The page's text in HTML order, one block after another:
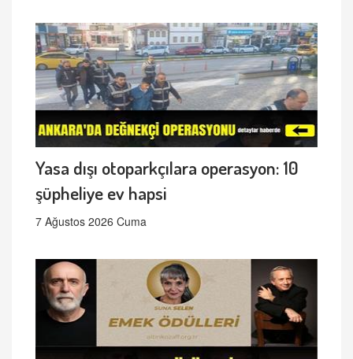
Yasa dışı otoparkçılara operasyon: 10
şüpheliye ev hapsi
7 Ağustos 2026 Cuma